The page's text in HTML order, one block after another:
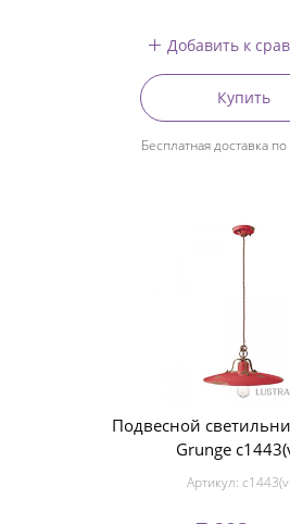
Добавить к
Купить
Бесплатная доставка
Подвесной
Grunge
Артикул: